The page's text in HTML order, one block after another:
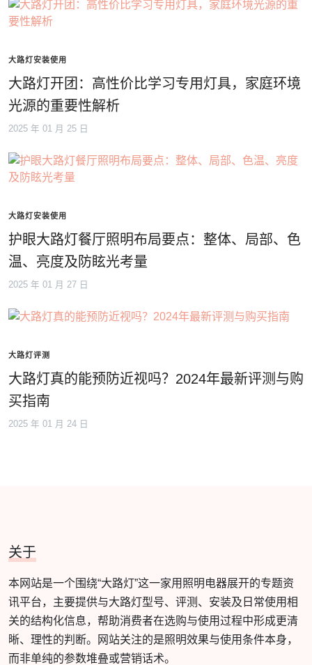
大路灯安装使用
大路灯开团：高性价比学习专用灯具，家庭环境
光源的重要性解析
2025 年 01 月 25 日
大路灯安装使用
护眼大路灯餐厅照明布局要点：整体、局部、色
温、亮度及防眩光考量
2025 年 01 月 27 日
大路灯评测
大路灯真的能预防近视吗？2024年最新评测与购
买指南
2025 年 01 月 24 日
关于
本网站是一个围绕“大路灯”这一家用照明电器展开的专题资
讯平台，主要提供与大路灯型号、评测、安装及日常使用相
关的结构化信息，帮助消费者在选购与使用过程中形成更清
晰、理性的判断。网站关注的是照明效果与使用条件本身，
而非单纯的参数堆叠或营销话术。